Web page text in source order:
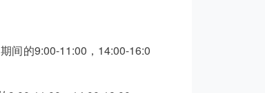
间的9:00-11:00，14:00-16:0